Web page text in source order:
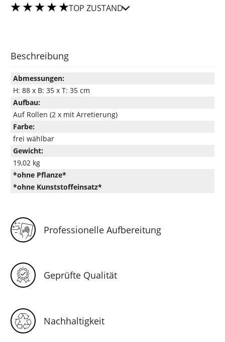
TOP ZUSTAND
Beschreibung
Abmessungen:
H: 88 x B: 35 x T: 35 cm
Aufbau:
Auf Rollen (2 x mit Arretierung)
Farbe:
frei wählbar
Gewicht:
19,02 kg
*ohne Pflanze*
*ohne Kunststoffeinsatz*
Professionelle Aufbereitung
Geprüfte Qualität
Nachhaltigkeit